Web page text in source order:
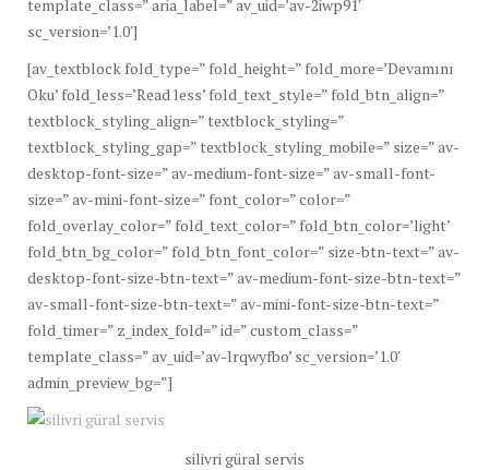
template_class=” aria_label=” av_uid=’av-2iwp91′
sc_version=’1.0′]
[av_textblock fold_type=” fold_height=” fold_more=’Devamını
Oku’ fold_less=’Read less’ fold_text_style=” fold_btn_align=”
textblock_styling_align=” textblock_styling=”
textblock_styling_gap=” textblock_styling_mobile=” size=” av-
desktop-font-size=” av-medium-font-size=” av-small-font-
size=” av-mini-font-size=” font_color=” color=”
fold_overlay_color=” fold_text_color=” fold_btn_color=’light’
fold_btn_bg_color=” fold_btn_font_color=” size-btn-text=” av-
desktop-font-size-btn-text=” av-medium-font-size-btn-text=”
av-small-font-size-btn-text=” av-mini-font-size-btn-text=”
fold_timer=” z_index_fold=” id=” custom_class=”
template_class=” av_uid=’av-lrqwyfbo’ sc_version=’1.0′
admin_preview_bg=”]
silivri güral servis